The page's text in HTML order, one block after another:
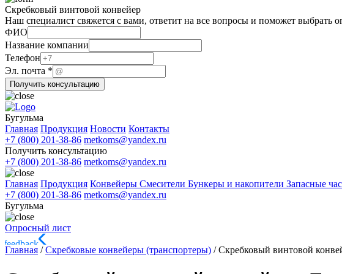
Скребковый винтовой конвейер
Наш специалист свяжется с вами, ответит на все вопросы и поможет выбрать
ФИО
Название компании
Название
Телефон
Эл.
Телефон
Эл. почта *
Получить консультацию
Бугульма
Главная Продукция Новости Контакты
+7 (800) 201-38-86 metkoms@yandex.ru
Получить консультацию
+7 (800) 201-38-86 metkoms@yandex.ru
Главная Продукция Конвейеры Смесители Бункеры и накопители Запасные
+7 (800) 201-38-86 metkoms@yandex.ru
Бугульма
Опросный лист
Главная /Скребковые конвейеры (транспортеры) /Скребковый винтовой